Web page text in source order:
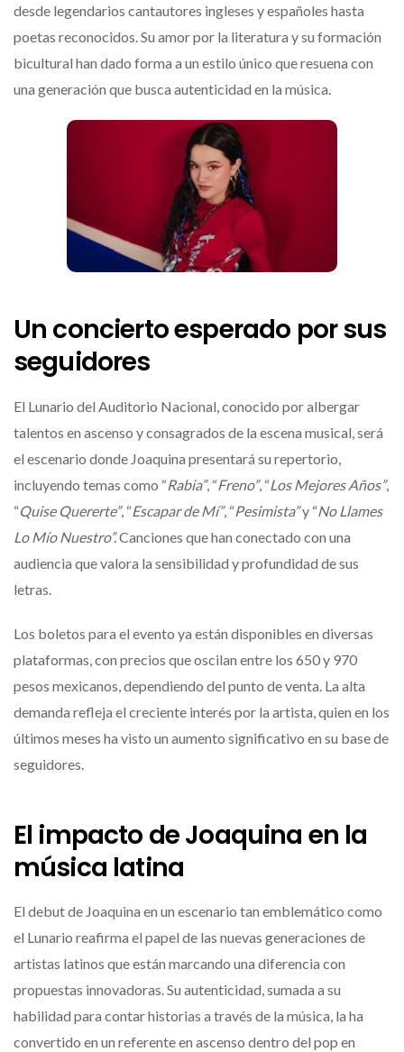
desde legendarios cantautores ingleses y españoles hasta
poetas reconocidos. Su amor por la literatura y su formación
bicultural han dado forma a un estilo único que resuena con
una generación que busca autenticidad en la música.
Un concierto esperado por sus
seguidores
El Lunario del Auditorio Nacional, conocido por albergar
talentos en ascenso y consagrados de la escena musical, será
el escenario donde Joaquina presentará su repertorio,
incluyendo temas como “Rabia”, “Freno”, “Los Mejores Años”,
“Quise Quererte”, “Escapar de Mí”, “Pesimista”y “No Llames
Lo Mío Nuestro”.Canciones que han conectado con una
audiencia que valora la sensibilidad y profundidad de sus
letras.
Los boletos para el evento ya están disponibles en diversas
plataformas, con precios que oscilan entre los 650 y 970
pesos mexicanos, dependiendo del punto de venta. La alta
demanda refleja el creciente interés por la artista, quien en los
últimos meses ha visto un aumento significativo en su base de
seguidores.
El impacto de Joaquina en la
música latina
El debut de Joaquina en un escenario tan emblemático como
el Lunario reafirma el papel de las nuevas generaciones de
artistas latinos que están marcando una diferencia con
propuestas innovadoras. Su autenticidad, sumada a su
habilidad para contar historias a través de la música, la ha
convertido en un referente en ascenso dentro del pop en